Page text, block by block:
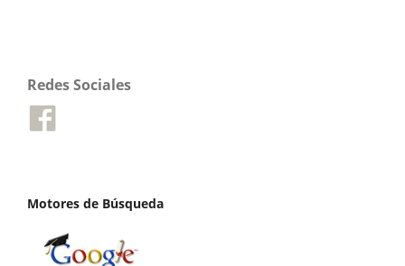
Redes Sociales
Motores de Búsqueda